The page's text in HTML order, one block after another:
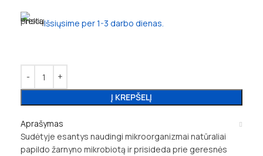
Išsiųsime per 1-3 darbo dienas.
Į KREPŠELĮ
Aprašymas
Sudėtyje esantys naudingi mikroorganizmai natūraliai
papildo žarnyno mikrobiotą ir prisideda prie geresnės